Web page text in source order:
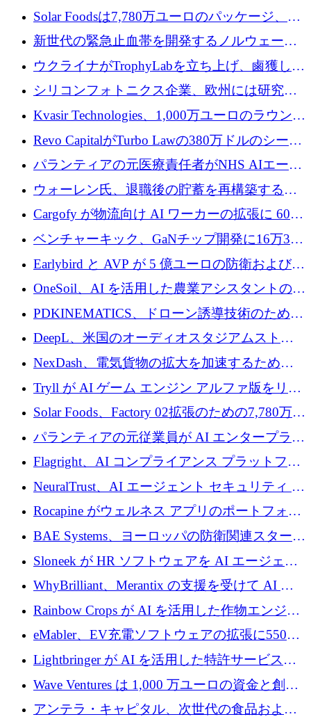
3 億 2,000 万ドルを調達、米国に投資
Solar Foodsは7,780万ユーロのパッケージ、5
億ユーロの防衛および二重用途成長基金EDM
を開始、ヨーロッパのシリコンフォトニクス
に警告
新世代の緊急止血帯を開発するノルウェーの
スタートアップ企業を紹介する
ウクライナがTrophyLabを立ち上げ、鹵獲した
ロシア兵器を戦場の研究開発プラットフォー
ムに変える
シリコンフォトニクス企業、欧州には研究を
商業的に成功させるためのインフラが不足し
Kvasir Technologies、1,000万ユーロのラウンド
で成長を促進
Revo CapitalがTurbo Lawの380万ドルのシード
ラウンドを主導し、訴訟プラットフォームを
パランティアの元医療責任者がNHS AIエージ
ェントの立ち上げに1,000万ポンドを調達
ウォーレン氏、退職後の貯蓄を再構築するた
めに1,000万ユーロを調達
Cargofy が物流向け AI ワーカーの拡張に 600
万ドルを獲得
ベンチャーキック、GaNチップ開発に16万3千
ユーロでMinisaを支援
Earlybird と AVP が 5 億ユーロの防衛および二
重用途の成長基金である E2D を立ち上げる
OneSoil、AI を活用した農業アシスタントの拡
大に​​ 100 万ユーロを確保
PDKINEMATICS、ドローン誘導技術のために
200 万ユーロを調達
DeepL、米国のオーディオスタジアムストリ
ーミング事業Mixhaloを買収
NexDash、電気貨物の拡大を加速するために
EIT Urban Mobilityから250万ユーロを確保
Tryll が AI ゲーム エンジン アルファ版をリリ
ースし、60 万ドルのプレシード資金を確保
Solar Foods、Factory 02拡張のための7,780万ユ
ーロの資金調達パッケージを獲得
パランティアの元従業員が AI エンタープライ
ズ スタートアップの Conduct に 6,000 万ドル
を調達
Flagright、AI コンプライアンス プラットフォ
ームを拡張するためにシリーズ A で 1,250 万
ドルを確保
NeuralTrust、AI エージェント セキュリティ プ
ラットフォームの拡張に 2,000 万ドルを調達
Rocapine がウェルネス アプリのポートフォリ
オを拡大するためにシリーズ A で 1,300 万ド
ルを調達
BAE Systems、ヨーロッパの防衛関連スタート
アップの規模拡大を支援するために 5,000 万
ユーロの支援を開始
Sloneek が HR ソフトウェアを AI エージェン
トに変えるために 600 万ドルを調達
WhyBrilliant、Merantix の支援を受けて AI 求
人マッチングを拡大するために 100 万ユーロ
Rainbow Crops が AI を活用した作物エンジニ
アリングを拡張するために 970 万ユーロを調
eMabler、EV充電ソフトウェアの拡張に550万
ユーロを確保
Lightbringer が AI を活用した特許サービスを
拡大するために 1,000 万ドルを調達
Wave Ventures は 1,000 万ユーロの資金と創設
者補助金で 10 周年を迎える
アンテラ・キャピタル、次世代の食品および